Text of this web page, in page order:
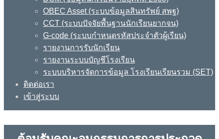
OBEC Asset (ระบบข้อมูลสินทรัพย์ สพฐ)
CCT (ระบบปัจจัยพื้นฐานนักเรียนยากจน)
G-code (ระบบกำหนดรหัสประจำตัวผู้เรียน)
รายงานการรับนักเรียน
รายงานระบบบัญชีโรงเรียน
ระบบบริหารจัดการข้อมูล โรงเรียนเรียนรวม (SET)
ติดต่อเรา
เข้าสู่ระบบ